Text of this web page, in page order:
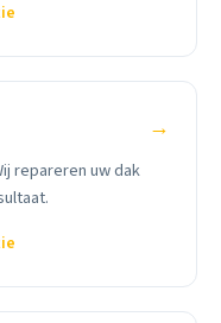
→
repareren uw dak